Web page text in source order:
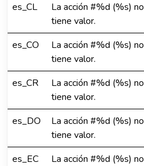
es_CL
La acción #%d (%s) no
tiene valor.
es_CO
La acción #%d (%s) no
tiene valor.
es_CR
La acción #%d (%s) no
tiene valor.
es_DO
La acción #%d (%s) no
tiene valor.
es_EC
La acción #%d (%s) no